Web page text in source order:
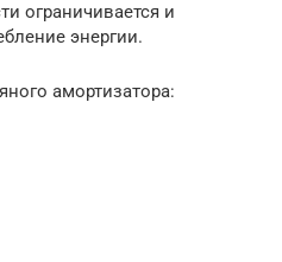
ограничивается и
энергии.
амортизатора: